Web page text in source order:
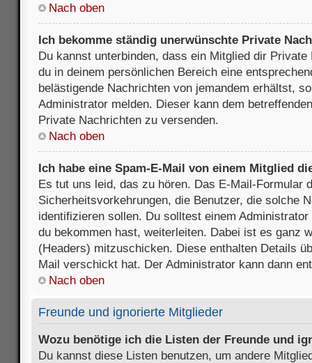
Nach oben
Ich bekomme ständig unerwünschte Private
Du kannst unterbinden, dass ein Mitglied dir
du in deinem persönlichen Bereich eine
belästigende Nachrichten von jemandem erhältst,
Administrator melden. Dieser kann dem
Private Nachrichten zu versenden.
Nach oben
Ich habe eine Spam-E-Mail von einem Mitglied
Es tut uns leid, das zu hören. Das E-Mail-Formular
Sicherheitsvorkehrungen, die Benutzer, die solche
identifizieren sollen. Du solltest einem
du bekommen hast, weiterleiten. Dabei ist es ganz
(Headers) mitzuschicken. Diese enthalten Details
Mail verschickt hat. Der Administrator kann dann
Nach oben
Freunde und ignorierte Mitglieder
Wozu benötige ich die Listen der Freunde und
Du kannst diese Listen benutzen, um andere